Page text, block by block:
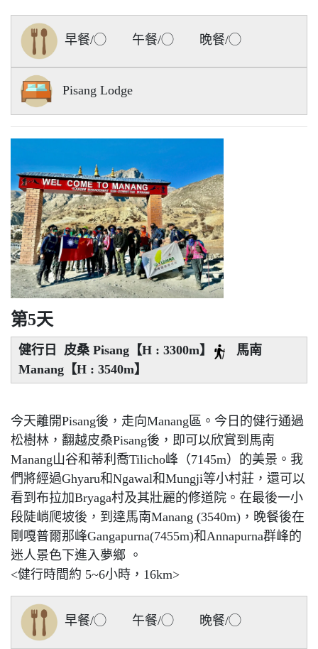
早餐/◯ 午餐/◯ 晚餐/◯
Pisang Lodge
第5天
健行日 皮桑 Pisang【H : 3300m】
馬南
Manang【H : 3540m】
今天離開Pisang後，走向Manang區。今日的健行通過
松樹林，翻越皮桑Pisang後，即可以欣賞到馬南
Manang山谷和蒂利喬Tilicho峰（7145m）的美景。我
們將經過Ghyaru和Ngawal和Mungji等小村莊，還可以
看到布拉加Bryaga村及其壯麗的修道院。在最後一小
段陡峭爬坡後，到達馬南Manang (3540m)，晚餐後在
剛嘎普爾那峰Gangapurna(7455m)和Annapurna群峰的
迷人景色下進入夢鄉 。
<健行時間約 5~6小時，16km>
早餐/◯ 午餐/◯ 晚餐/◯